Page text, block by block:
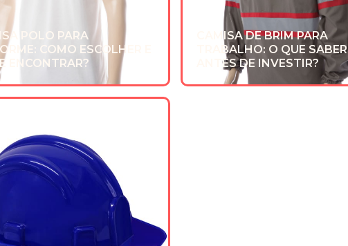
POLO PARA
COMO ESCOLHER E
ENCONTRAR?
CAMISA DE BRIM PARA
TRABALHO: O QUE SABER
ANTES DE INVESTIR?